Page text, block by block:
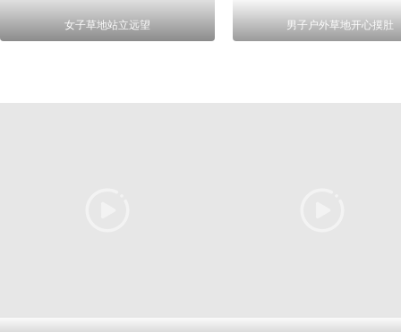
女子草地站立远望 男子户外草地开心摸肚